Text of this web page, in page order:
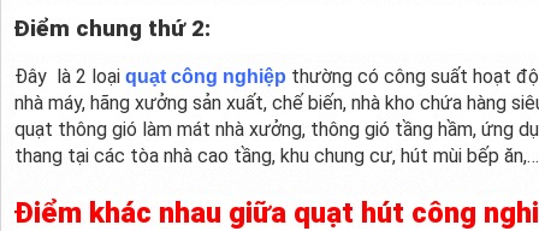
Điểm chung thứ 2:
Đây là 2 loại quạt công nghiệp thường có công suất hoạt
nhà máy, hãng xưởng sản xuất, chế biến, nhà kho chứa hàng
quạt thông gió làm mát nhà xưởng, thông gió tầng hầm, ứng
thang tại các tòa nhà cao tầng, khu chung cư, hút mùi bếp ăn,…
Điểm khác nhau giữa quạt hút công